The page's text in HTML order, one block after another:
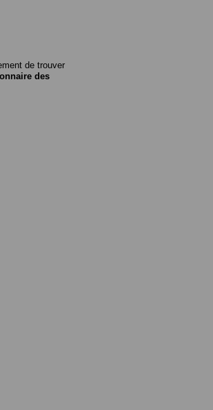
de trouver
des